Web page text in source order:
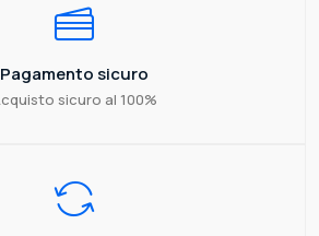
Pagamento sicuro
sicuro al 100%